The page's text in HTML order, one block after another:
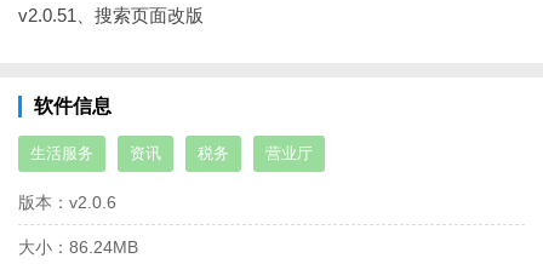
v2.0.51、搜索页面改版
软件信息
生活服务 资讯 税务 营业厅
版本： v2.0.6
大小： 86.24MB